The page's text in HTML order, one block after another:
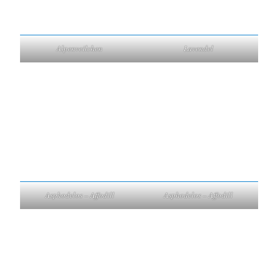
Alpenveilchen Lavendel
Asphodelos – Affodill Asphodelos – Affodill